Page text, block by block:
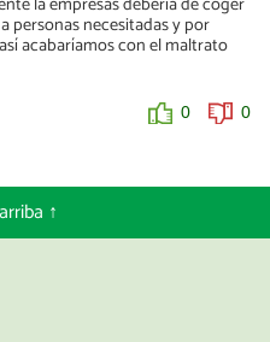
personas necesitadas y por
acabaríamos con el maltrato
0 0
↑